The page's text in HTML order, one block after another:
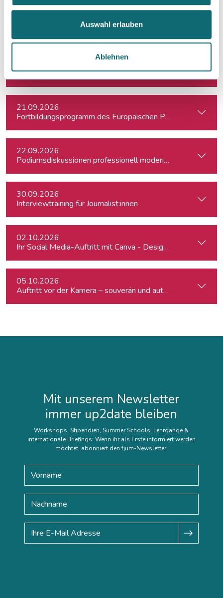
Auswahl erlauben
Ablehnen
Textwerkstatt: Aus guten Texten große Geschichten
Crashkurs Claude - der KI-Assistent für Journalist:innen
21.09.2026
Fortbildungsprogramm des Europäischen Parlaments für
22.09.2026
Podiumsdiskussionen professionell moderieren
30.09.2026
Interviewtraining für Journalist:innen
02.10.2026
Ihr Social Media-Auftritt mit Canva - Designs für Instagram,
05.10.2026
Auftritt vor der Kamera – souverän und authentisch
Mit unserem Newsletter
immer up2date bleiben
Workshops, Stipendien, Summer Schools, Lehrgänge &
internationale Briefings: Wenn ihr als Erste informiert werden
möchtet, abonniert den fjum-Newsletter.